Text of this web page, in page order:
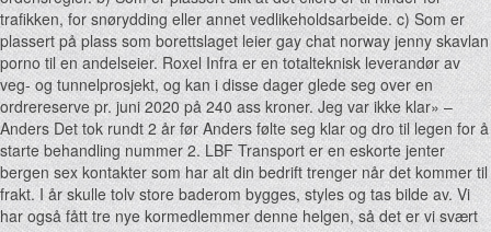
trafikken, for snørydding eller annet vedlikeholdsarbeide. c) Som er
plassert på plass som borettslaget leier gay chat norway jenny skavlan
porno til en andelseier. Roxel Infra er en totalteknisk leverandør av
veg- og tunnelprosjekt, og kan i disse dager glede seg over en
ordrereserve pr. juni 2020 på 240 ass kroner. Jeg var ikke klar» –
Anders​ Det tok rundt 2 år før Anders følte seg klar og dro til legen for å
starte behandling nummer 2. LBF Transport er en eskorte jenter
bergen sex kontakter som har alt din bedrift trenger når det kommer til
frakt. I år skulle tolv store baderom bygges, styles og tas bilde av. Vi
har også fått tre nye kormedlemmer denne helgen, så det er vi svært